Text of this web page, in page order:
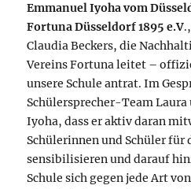
Emmanuel Iyoha vom
FortunaDüsseldorf1895 e.V
Claudia Beckers, die
Vereins Fortuna leitet –
unsere Schule antrat. Im
Schülersprecher-Team
Iyoha, dass er aktiv daran
Schülerinnen und Schüler für
sensibilisieren und darauf
Schule sich gegen jede Art